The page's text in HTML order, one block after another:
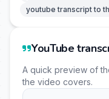
youtube transcript to
YouTube
A quick preview of
the video covers.